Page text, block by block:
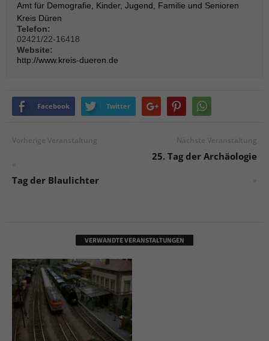
Amt für Demografie, Kinder, Jugend, Familie und Senioren
Kreis Düren
Telefon:
02421/22-16418
Website:
http://www.kreis-dueren.de
Facebook Twitter
Vorherige Veranstaltung
«
Tag der Blaulichter
Nächste Veranstaltung
25. Tag der Archäologie
»
VERWANDTE VERANSTALTUNGEN
Externe Medien (6)
Inhalte von Videoplattformen und Social-Media-Plattformen werden
Cookie-Informationen anzeigen